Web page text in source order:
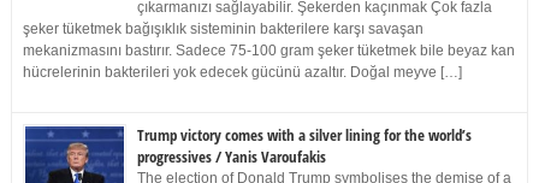
çıkarmanızı sağlayabilir. Şekerden kaçınmak Çok fazla
şeker tüketmek bağışıklık sisteminin bakterilere karşı savaşan
mekanizmasını bastırır. Sadece 75-100 gram şeker tüketmek bile beyaz kan
hücrelerinin bakterileri yok edecek gücünü azaltır. Doğal meyve […]
Trump victory comes with a silver lining for the world’s
progressives / Yanis Varoufakis
The election of Donald Trump symbolises the demise of a